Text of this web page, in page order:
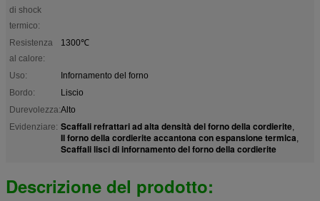
di shock
termico:
Resistenza
al calore:
1300℃
Uso:
Infornamento del forno
Bordo:
Liscio
Durevolezza:Alto
Evidenziare: Scaffali refrattari ad alta densità del forno della cordierite,
Il forno della cordierite accantona con espansione termica,
Scaffali lisci di infornamento del forno della cordierite
Descrizione del prodotto: